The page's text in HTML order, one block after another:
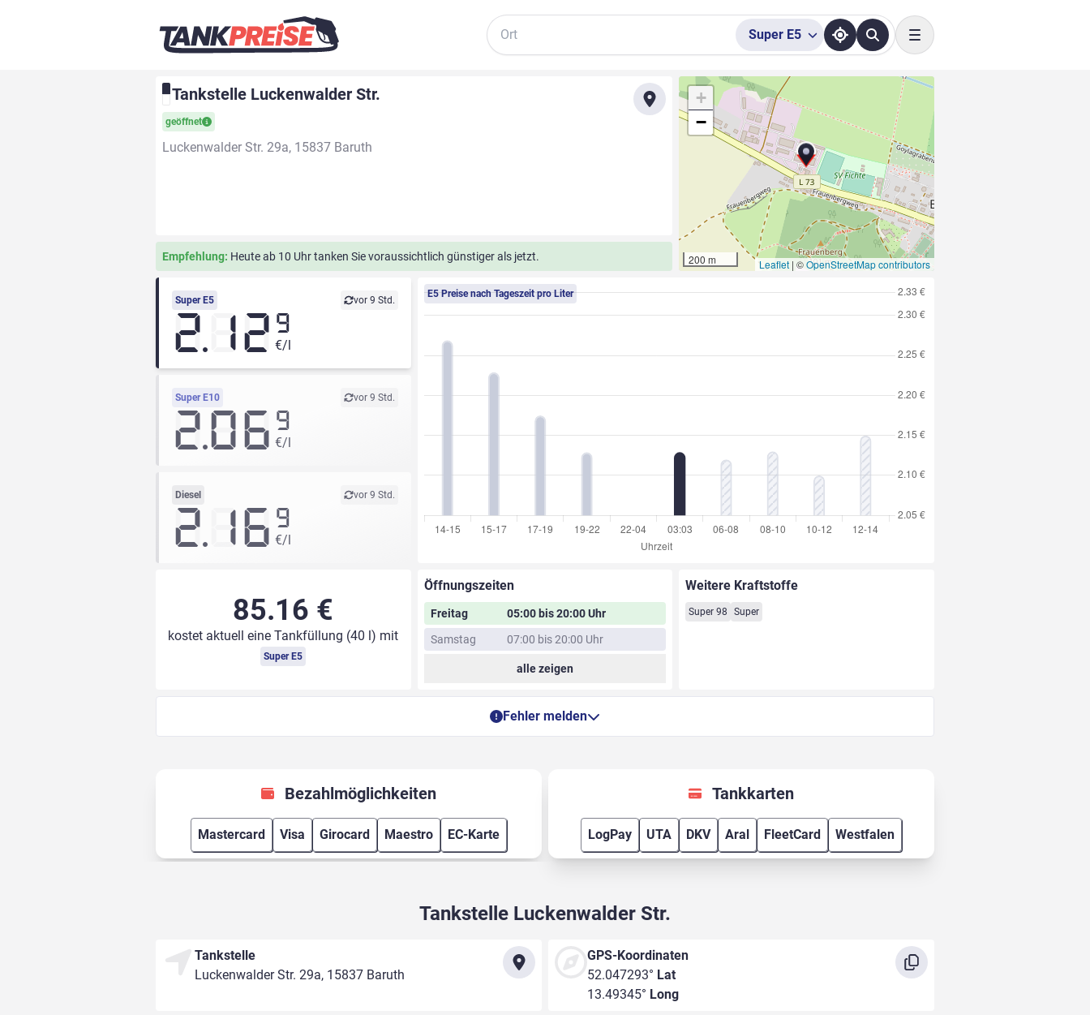
Suche
Super E5
Toggle navigation
Tankstelle Luckenwalder Str.
geöffnet
Luckenwalder Str. 29a, 15837 Baruth
Empfehlung: Heute ab 10 Uhr tanken Sie voraussichtlich günstiger als jetzt.
+
−
200 m Leaflet | ©OpenStreetMap contributors
Super E5 vor 9 Std.
2.12 9
€/l
Super E10 vor 9 Std.
2.06 9
€/l
Diesel vor 9 Std.
2.16 9
€/l
E5 Preise nach Tageszeit pro Liter
85.16 €
kostet aktuell eine Tankfüllung (40 l) mit
Super E5
Öffnungszeiten
Freitag
05:00 bis 20:00 Uhr
Samstag
07:00 bis 20:00 Uhr
alle zeigen
Weitere Kraftstoffe
Super 98 Super
Fehler melden
Bezahlmöglichkeiten
Mastercard Visa Girocard Maestro EC-Karte
Tankkarten
LogPay UTA DKV Aral FleetCard Westfalen
Tankstelle Luckenwalder Str.
Tankstelle
Luckenwalder Str. 29a, 15837 Baruth
GPS-Koordinaten
52.047293° Lat
13.49345° Long